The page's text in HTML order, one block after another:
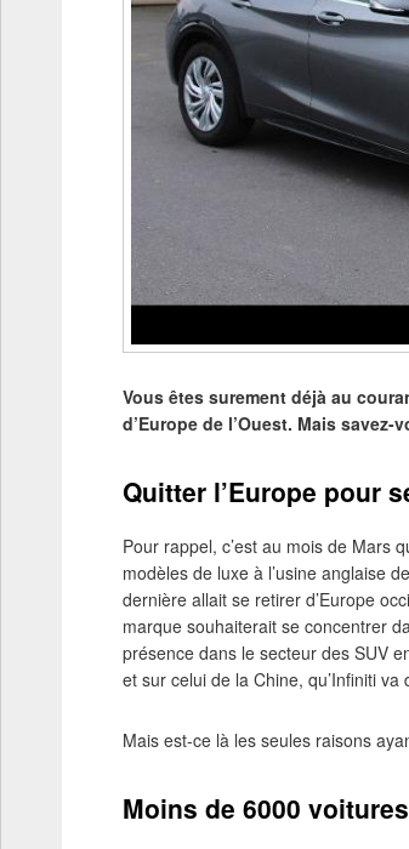
Vous êtes surement déjà au
d’Europe de l’Ouest. Mais
Quitter l’Europe pour
Pour rappel, c’est au mois de Mars
modèles de luxe à l’usine anglaise
dernière allait se retirer d’Europe
marque souhaiterait se concentrer
présence dans le secteur des SUV
et sur celui de la Chine, qu’Infiniti
Mais est-ce là les seules raisons
Moins de 6000